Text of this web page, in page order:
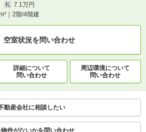
樗３番館 2階
費 3500円)
礼
7.1万円
｜2階/4階建
空室状況を問い合わせ
動産会社に相談したい
礼
7.1万円
｜2階/4階建
空室状況を問い合わせ
詳細について
問い合わせ
周辺環境について
問い合わせ
動産会社に相談したい